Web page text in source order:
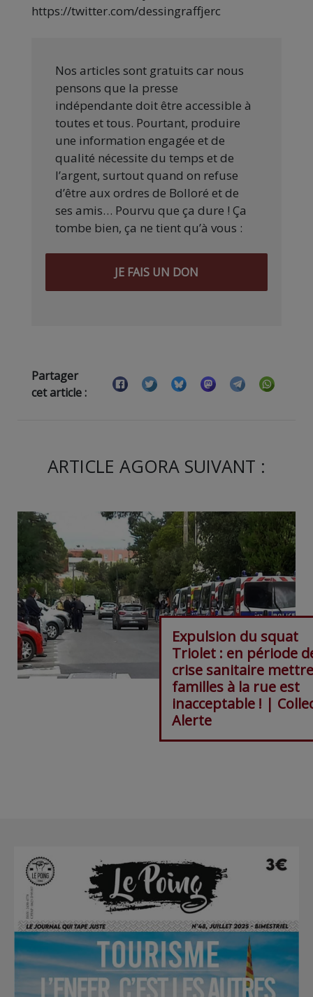
https://twitter.com/dessingraffjerc
Nos articles sont gratuits car nous
pensons que la presse
indépendante doit être accessible à
toutes et tous. Pourtant, produire
une information engagée et de
qualité nécessite du temps et de
l’argent, surtout quand on refuse
d’être aux ordres de Bolloré et de
ses amis… Pourvu que ça dure ! Ça
tombe bien, ça ne tient qu’à vous :
JE FAIS UN DON
Partager
cet article :
ARTICLE AGORA SUIVANT :
Expulsion du squat
Triolet : en période
crise sanitaire
familles à la rue est
inacceptable ! |
Alerte